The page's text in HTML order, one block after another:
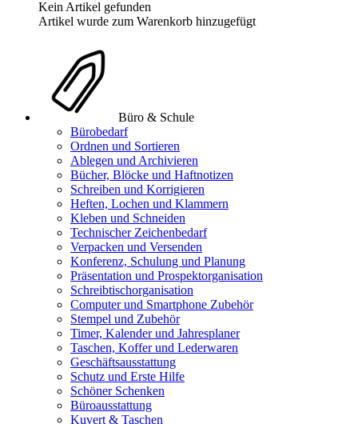
Kein Artikel gefunden
Artikel wurde zum Warenkorb hinzugefügt
Büro & Schule
Bürobedarf
Ordnen und Sortieren
Ablegen und Archivieren
Bücher, Blöcke und Haftnotizen
Schreiben und Korrigieren
Heften, Lochen und Klammern
Kleben und Schneiden
Technischer Zeichenbedarf
Verpacken und Versenden
Konferenz, Schulung und Planung
Präsentation und Prospektorganisation
Schreibtischorganisation
Computer und Smartphone Zubehör
Stempel und Zubehör
Timer, Kalender und Jahresplaner
Taschen, Koffer und Lederwaren
Geschäftsausstattung
Schutz und Erste Hilfe
Schöner Schenken
Büroausstattung
Kuvert & Taschen